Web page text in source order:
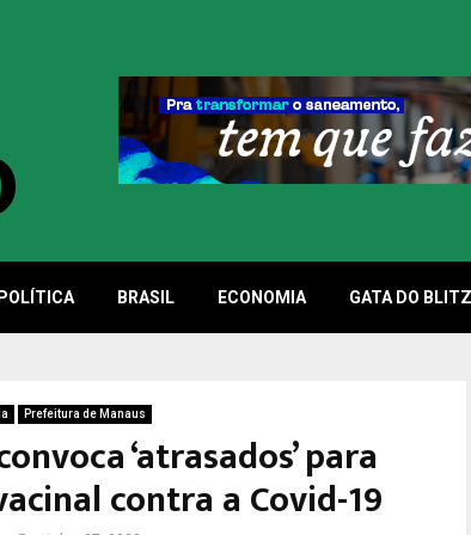
POLÍTICA BRASIL ECONOMIA GATA DO BLITZ
Prefeitura de Manaus
‘atrasados’ para
contra a Covid-19